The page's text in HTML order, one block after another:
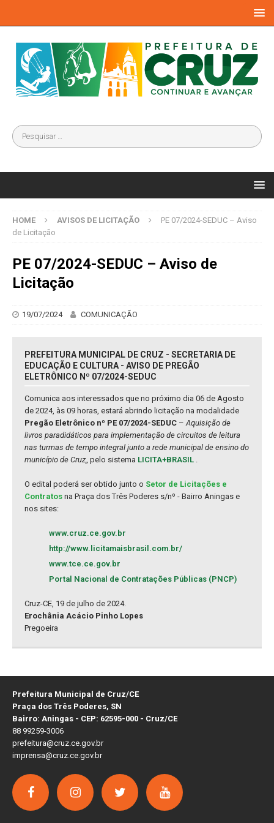
HOME AVISOS DE LICITAÇÃO
PE 07/2024-SEDUC – Aviso
de Licitação
PE 07/2024-SEDUC – Aviso de
Licitação
19/07/2024 COMUNICAÇÃO
PREFEITURA MUNICIPAL DE CRUZ - SECRETARIA DE
EDUCAÇÃO E CULTURA - AVISO DE PREGÃO
ELETRÔNICO Nº 07/2024-SEDUC
Comunica aos interessados que no próximo dia 06 de Agosto
de 2024, às 09 horas, estará abrindo licitação na modalidade
Pregão Eletrônico nº PE 07/2024-SEDUC –Aquisição de
livros paradidáticos para implementação de circuitos de leitura
nas turmas de tempo integral junto a rede municipal de ensino do
município de Cruz,, pelo sistema LICITA+BRASIL .
O edital poderá ser obtido junto o Setor de Licitações e
Contratos na Praça dos Três Poderes s/nº - Bairro Aningas e
nos sites:
www.cruz.ce.gov.br
http://www.licitamaisbrasil.com.br/
www.tce.ce.gov.br
Portal Nacional de Contratações Públicas (PNCP)
Cruz-CE, 19 de julho de 2024.
Erochânia Acácio Pinho Lopes
Pregoeira
Prefeitura Municipal de Cruz/CE
Praça dos Três Poderes, SN
Bairro: Aningas - CEP: 62595-000 - Cruz/CE
88 99259-3006
prefeitura@cruz.ce.gov.br
imprensa@cruz.ce.gov.br